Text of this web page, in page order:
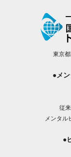
東京
●メ
従
メンタル
●